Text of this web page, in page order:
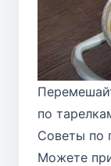
по
Советы по
Можете